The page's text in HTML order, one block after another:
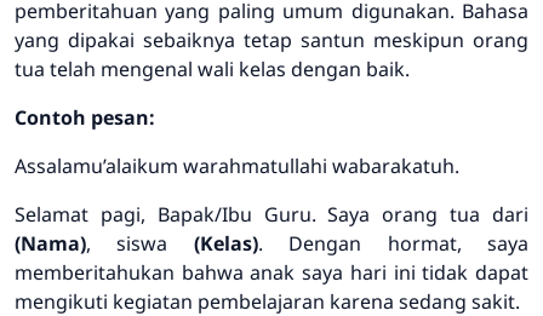
pemberitahuan yang paling umum digunakan. Bahasa
yang dipakai sebaiknya tetap santun meskipun orang
tua telah mengenal wali kelas dengan baik.
Contoh pesan:
Assalamu’alaikum warahmatullahi wabarakatuh.
Selamat pagi, Bapak/Ibu Guru. Saya orang tua dari
(Nama), siswa (Kelas). Dengan hormat, saya
memberitahukan bahwa anak saya hari ini tidak dapat
mengikuti kegiatan pembelajaran karena sedang sakit.